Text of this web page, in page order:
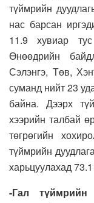
түймрийн
нас барсан
11.9 хувиар
Өнөөдрийн
Сэлэнгэ, Төв,
суманд нийт 23
байна. Дээрх
хээрийн талбай
төгрөгийн
түймрийн
харьцуулахад
-Гал түймрийн